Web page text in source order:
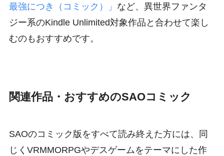
最強につき（コミック）」 など、異世界ファンタ
ジー系のKindle Unlimited対象作品と合わせて楽し
むのもおすすめです。
関連作品・おすすめのSAOコミック
SAOのコミック版をすべて読み終えた方には、同
じくVRMMORPGやデスゲームをテーマにした作